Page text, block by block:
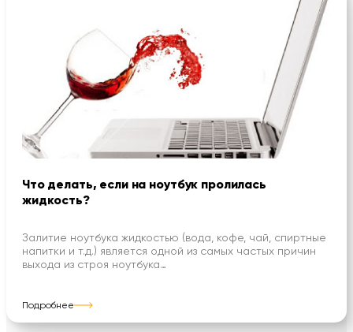
Что делать, если на ноутбук пролилась
жидкость?
Залитие ноутбука жидкостью (вода, кофе, чай, спиртные
напитки и т.д.) является одной из самых частых причин
выхода из строя ноутбука…
Подробнее